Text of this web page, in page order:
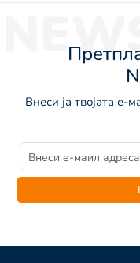
Внеси ја твојата е-